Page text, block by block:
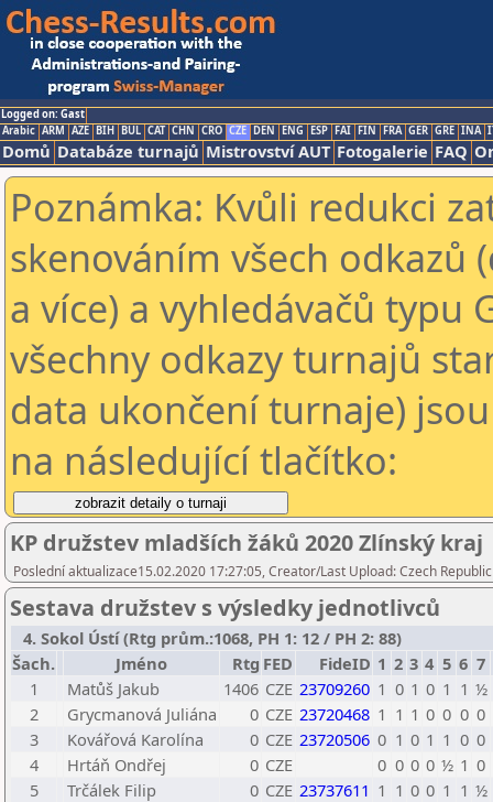
Logged on: Gast
Arabic ARM AZE BIH BUL CAT CHN CRO CZE DEN ENG ESP FAI FIN FRA GER GRE INA
Domů Databáze turnajů Mistrovství AUT Fotogalerie FAQ
Poznámka: Kvůli redukci
skenováním všech odkazů
a více) a vyhledávačů typu
všechny odkazy turnajů
data ukončení turnaje)
na následující tlačítko:
KP družstev mladších žáků 2020 Zlínský kraj
Poslední aktualizace15.02.2020 17:27:05, Creator/Last Upload: Czech
Sestava družstev s výsledky jednotlivců
4. Sokol Ústí (Rtg prům.:1068, PH 1: 12 / PH 2: 88)
Šach.
Jméno Rtg FED FideID 1 2 3 4 5 6 7
1
Matůš Jakub 1406 CZE 23709260 1 0 1 0 1 1 ½
2
Grycmanová Juliána 0 CZE 23720468 1 1 1 0 0 0 0
3
Kovářová Karolína 0 CZE 23720506 0 1 0 1 1 0 0
4
Hrtáň Ondřej 0 CZE 0 0 0 0 ½ 1 0
5
Trčálek Filip 0 CZE 23737611 1 1 0 0 1 1 ½